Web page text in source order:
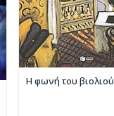
Η φωνή του βιολιού